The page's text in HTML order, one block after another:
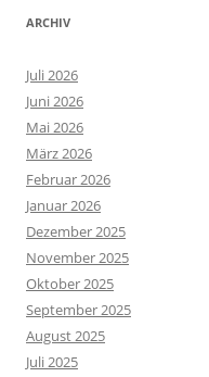
ARCHIV
Juli 2026
Juni 2026
Mai 2026
März 2026
Februar 2026
Januar 2026
Dezember 2025
November 2025
Oktober 2025
September 2025
August 2025
Juli 2025